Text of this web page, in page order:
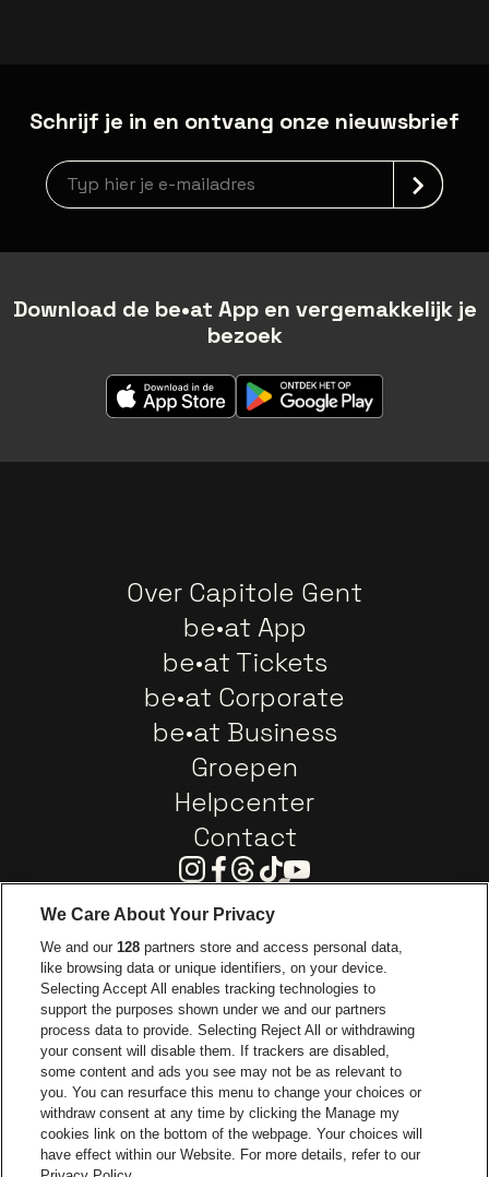
Schrijf je in en ontvang onze nieuwsbrief
Nieuwsbrief aanmelding
Download de be•at App en vergemakkelijk je
bezoek
Over Capitole Gent
be•at App
be•at Tickets
be•at Corporate
be•at Business
Groepen
Helpcenter
Contact
Instagram
Facebook
Threads
TiktokYoutube
Ga naar de website van Europcar
Ga naar de
Ga naar de website van Coca-Cola
Ga naar de website van
Ga naar
Ga naar de website van Champagne
Ga naar de website
Ga naar de website van Het logo van
Ga naar de website
Ga naar de
Ga naar
Capitole Gent is een deel van be•at
Capitole Gent
We Care About Your Privacy
We and our128 partners store and access personal data,
like browsing data or unique identifiers, on your device.
Selecting Accept All enables tracking technologies to
support the purposes shown under we and our partners
process data to provide. Selecting Reject All or withdrawing
your consent will disable them. If trackers are disabled,
some content and ads you see may not be as relevant to
you. You can resurface this menu to change your choices or
withdraw consent at any time by clicking the Manage my
cookies link on the bottom of the webpage. Your choices will
have effect within our Website. For more details, refer to our